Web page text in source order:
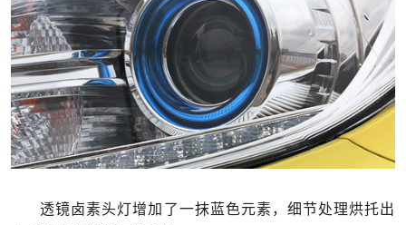
透镜卤素头灯增加了一抹蓝色元素，细节处理烘托出